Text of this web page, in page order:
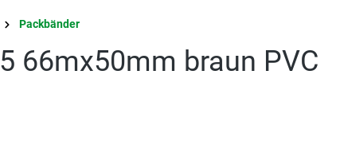
Packbänder
66mx50mm braun PVC